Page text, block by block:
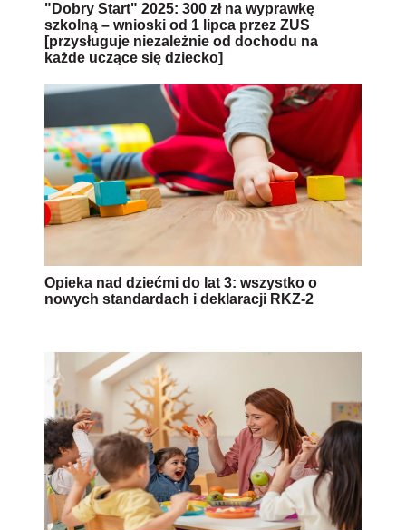
"Dobry Start" 2025: 300 zł na wyprawkę
szkolną – wnioski od 1 lipca przez ZUS
[przysługuje niezależnie od dochodu na
każde uczące się dziecko]
Opieka nad dziećmi do lat 3: wszystko o
nowych standardach i deklaracji RKZ-2